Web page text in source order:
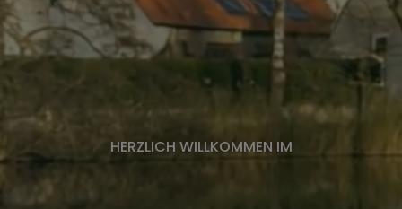
HERZLICH WILLKOMMEN IM